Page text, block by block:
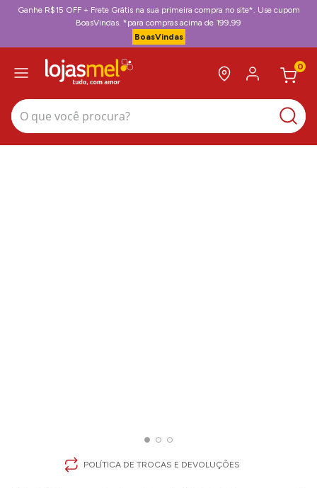
Ganhe R$15 OFF + Frete Grátis na sua primeira compra no site*. Use cupom
BoasVindas. *para compras acima de 199,99
BoasVindas
0
O que você procura?
POLÍTICA DE TROCAS E DEVOLUÇÕES